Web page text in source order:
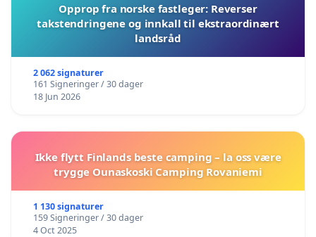
Opprop fra norske fastleger: Reverser
takstendringene og innkall til ekstraordinært
landsråd
2 062 signaturer
161 Signeringer / 30 dager
18 Jun 2026
Ikke flytt Finlands beste camping – la oss være
trygge Ounaskoski Camping Rovaniemi
1 130 signaturer
159 Signeringer / 30 dager
4 Oct 2025